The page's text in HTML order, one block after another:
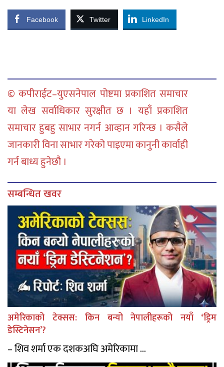
Facebook Twitter LinkedIn
© कपीराईट–युएसनेपाल पोष्टमा प्रकाशित समाचार
या लेख सर्वाधिकार सुरक्षीत छ । यहाँ प्रकाशित
समाचार हुबहु साभार नगर्न आव्हान गरिन्छ । कसैले
जानकारी विना साभार गरेको पाइएमा कानुनी कार्वाही
गर्न बाध्य हुनेछौ ।
सम्बन्धित खवर
अमेरिकाको टेक्सस: किन बन्यो नेपालीहरूको नयाँ ‘ड्रिम
डेस्टिनेसन’?
– शिव शर्मा एक दशकअघि अमेरिकामा ...